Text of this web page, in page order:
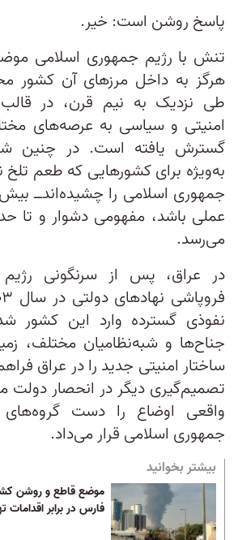
پاسخ روشن است: خیر.
تنش با رژیم جمهوری اسلامی
هرگز به داخل مرزهای آن کشور
طی نزدیک به نیم قرن، در قالب
امنیتی و سیاسی به عرصه‌های
گسترش یافته است. در چنین
به‌ویژه برای کشورهایی که طعم تلخ
جمهوری اسلامی را چشیده‌اند‌ــ
عملی باشد، مفهومی دشوار و تا
می‌رسد.
در عراق، پس از سرنگونی
نفوذی گسترده وارد این کشور
جناح‌ها و شبه‌نظامیان مختلف،
ساختار امنیتی جدید را در عراق
تصمیم‌گیری دیگر در انحصار دولت
واقعی اوضاع را دست گروه‌های
جمهوری اسلامی قرار می‌داد.
بیشتر بخوانید
موضع قاطع و روشن
فارس در برابر